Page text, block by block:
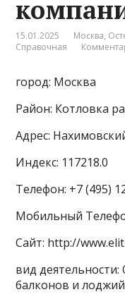
15.01.2025 Москва,
Справочная
город: Москва
Район: Котловка
Адрес:
Индекс: 117218.0
Телефон: +7 (495)
Мобильный
Сайт: http://
вид
балконов и лоджий